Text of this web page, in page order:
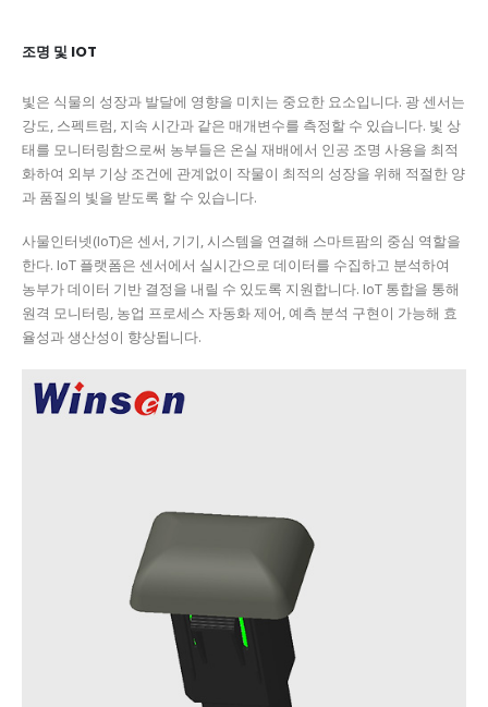
조명 및 IOT
빛은 식물의 성장과 발달에 영향을 미치는 중요한 요소입니다. 광 센서는
강도, 스펙트럼, 지속 시간과 같은 매개변수를 측정할 수 있습니다. 빛 상
태를 모니터링함으로써 농부들은 온실 재배에서 인공 조명 사용을 최적
화하여 외부 기상 조건에 관계없이 작물이 최적의 성장을 위해 적절한 양
과 품질의 빛을 받도록 할 수 있습니다.
사물인터넷(IoT)은 센서, 기기, 시스템을 연결해 스마트팜의 중심 역할을
한다. IoT 플랫폼은 센서에서 실시간으로 데이터를 수집하고 분석하여
농부가 데이터 기반 결정을 내릴 수 있도록 지원합니다. IoT 통합을 통해
원격 모니터링, 농업 프로세스 자동화 제어, 예측 분석 구현이 가능해 효
율성과 생산성이 향상됩니다.